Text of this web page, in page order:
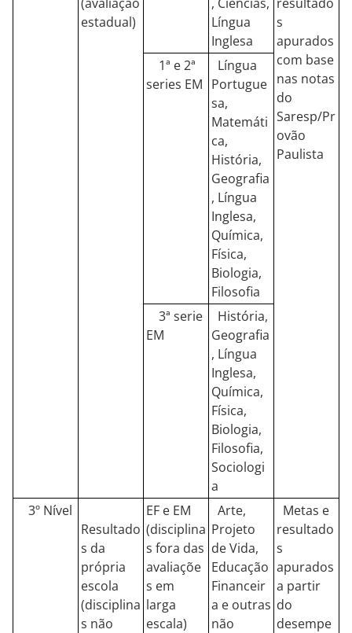
estadual)
Língua
Inglesa
s
apurados
com base
nas notas
do
Saresp/Pr
ovão
Paulista
1ª e 2ª
series EM
Língua
Portugue
sa,
Matemáti
ca,
História,
Geografia
, Língua
Inglesa,
Química,
Física,
Biologia,
Filosofia
3ª serie
EM
História,
Geografia
, Língua
Inglesa,
Química,
Física,
Biologia,
Filosofia,
Sociologi
a
3º Nível
Resultado
s da
própria
escola
(disciplina
s não
EF e EM
(disciplina
s fora das
avaliaçõe
s em
larga
escala)
Arte,
Projeto
de Vida,
Educação
Financeir
a e outras
não
Metas e
resultado
s
apurados
a partir
do
desempe